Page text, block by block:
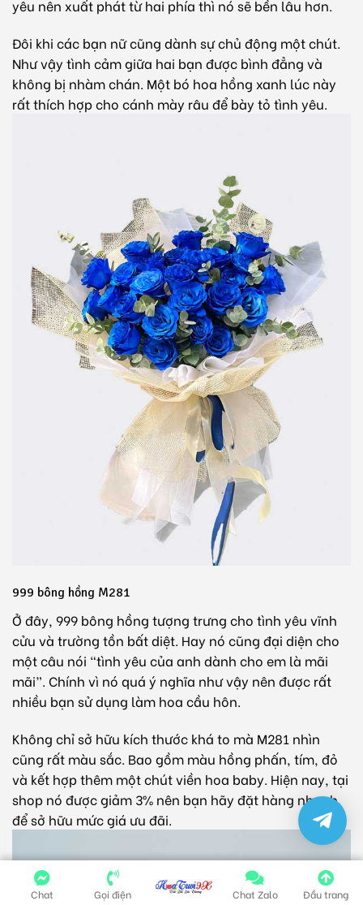
yêu nên xuất phát từ hai phía thì nó sẽ bền lâu hơn.
Đôi khi các bạn nữ cũng dành sự chủ động một chút.
Như vậy tình cảm giữa hai bạn được bình đẳng và
không bị nhàm chán. Một bó hoa hồng xanh lúc này
rất thích hợp cho cánh mày râu để bày tỏ tình yêu.
999 bông hồng M281
Ở đây, 999 bông hồng tượng trưng cho tình yêu vĩnh
cửu và trường tồn bất diệt. Hay nó cũng đại diện cho
một câu nói “tình yêu của anh dành cho em là mãi
mãi”. Chính vì nó quá ý nghĩa như vậy nên được rất
nhiều bạn sử dụng làm hoa cầu hôn.
Không chỉ sở hữu kích thước khá to mà M281 nhìn
cũng rất màu sắc. Bao gồm màu hồng phấn, tím, đỏ
và kết hợp thêm một chút viền hoa baby. Hiện nay, tại
shop nó được giảm 3% nên bạn hãy đặt hàng nhanh
để sở hữu mức giá ưu đãi.
Chat Gọi điện Chat Zalo Đầu trang